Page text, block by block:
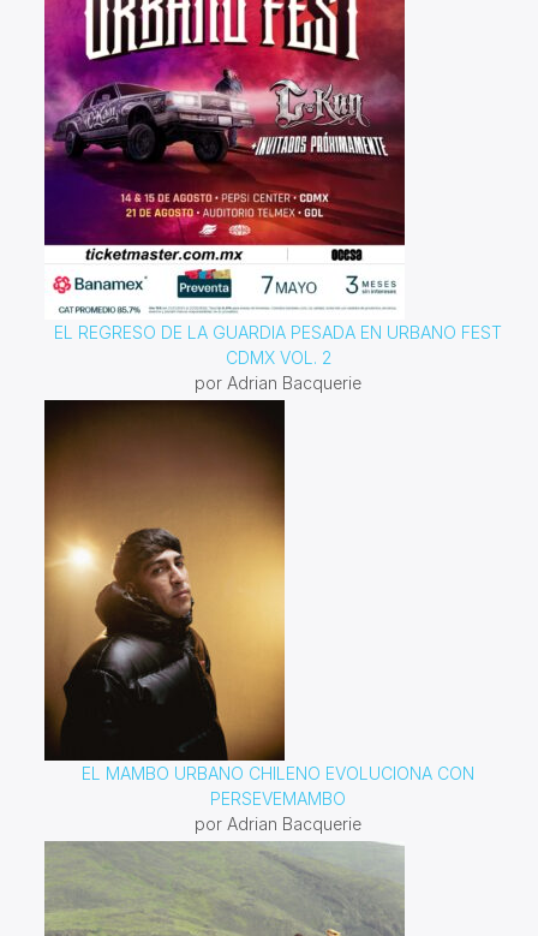
EL REGRESO DE LA GUARDIA PESADA EN URBANO FEST
CDMX VOL. 2
por Adrian Bacquerie
EL MAMBO URBANO CHILENO EVOLUCIONA CON
PERSEVEMAMBO
por Adrian Bacquerie